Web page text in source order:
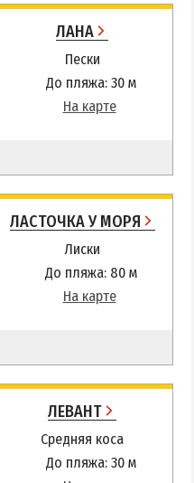
ЛАНА
Пески
До пляжа: 30 м
На карте
ЛАСТОЧКА У МОРЯ
Лиски
До пляжа: 80 м
На карте
ЛЕВАНТ
Средняя коса
До пляжа: 30 м